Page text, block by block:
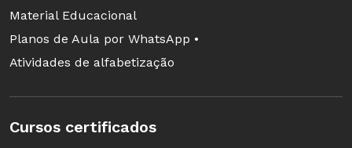
Material Educacional
Planos de Aula por WhatsApp •
Atividades de alfabetização
Cursos certificados